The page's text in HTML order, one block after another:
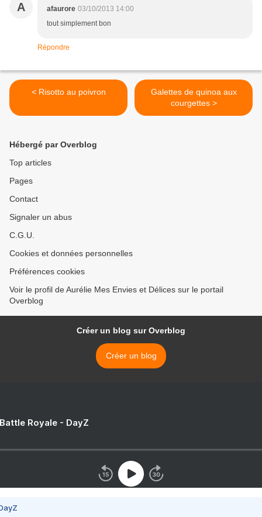
A afaurore 03/10/2013 14:00
tout simplement bon
Répondre
< Risotto au poivron
Galettes de quinoa aux
courgettes >
Hébergé par Overblog
Top articles
Pages
Contact
Signaler un abus
C.G.U.
Cookies et données personnelles
Préférences cookies
Voir le profil de Aurélie Mes Envies et Délices sur le portail
Overblog
Créer un blog sur Overblog
Créer un blog
Royale - DayZ